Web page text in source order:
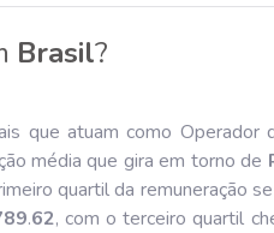
Brasil?
que atuam como Operador
média que gira em torno de
quartil da remuneração
.62, com o terceiro quartil